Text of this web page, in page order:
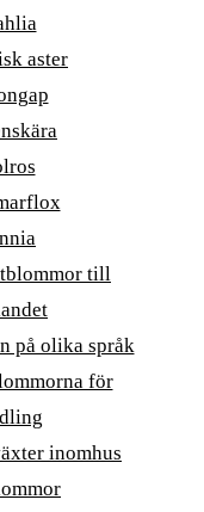
aster
till
på olika språk
för
inomhus